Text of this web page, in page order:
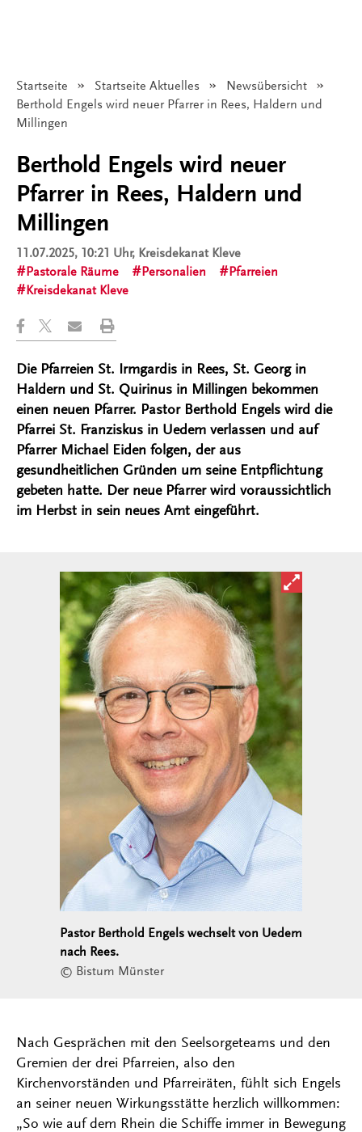
Startseite Startseite Aktuelles
Newsübersicht
Angezeigt:
Berthold Engels wird neuer Pfarrer in Rees, Haldern und
Millingen
Berthold Engels wird neuer
Pfarrer in Rees, Haldern und
Millingen
11.07.2025, 10:21 Uhr, Kreisdekanat Kleve
Pastorale Räume
Personalien
Pfarreien
Kreisdekanat Kleve
Die Pfarreien St. Irmgardis in Rees, St. Georg in
Haldern und St. Quirinus in Millingen bekommen
einen neuen Pfarrer. Pastor Berthold Engels wird die
Pfarrei St. Franziskus in Uedem verlassen und auf
Pfarrer Michael Eiden folgen, der aus
gesundheitlichen Gründen um seine Entpflichtung
gebeten hatte. Der neue Pfarrer wird voraussichtlich
im Herbst in sein neues Amt eingeführt.
Bild in
Pastor Berthold Engels wechselt von Uedem
nach Rees.
© Bistum Münster
Nach Gesprächen mit den Seelsorgeteams und den
Gremien der drei Pfarreien, also den
Kirchenvorständen und Pfarreiräten, fühlt sich Engels
an seiner neuen Wirkungsstätte herzlich willkommen:
„So wie auf dem Rhein die Schiffe immer in Bewegung